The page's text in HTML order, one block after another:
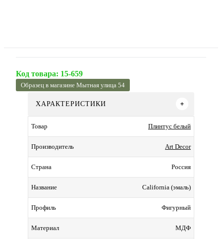
Код товара: 15-659
Образец в магазине Мытная улица 54
ХАРАКТЕРИСТИКИ
Товар Плинтус белый
Производитель Art Decor
Страна Россия
Название California (эмаль)
Профиль Фигурный
Материал МДФ